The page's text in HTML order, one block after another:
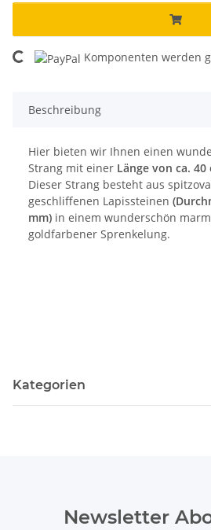
Loading... Komponenten werden
Beschreibung
Hier bieten wir Ihnen einen
Strang mit einer Länge von ca. 40
Dieser Strang besteht aus
geschliffenen Lapissteinen
mm) in einem wunderschön
goldfarbener Sprenkelung.
Kategorien
Newsletter